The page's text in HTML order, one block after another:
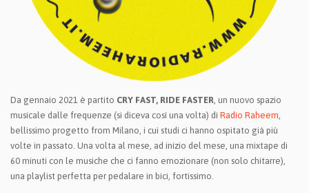
Da gennaio 2021 è partito CRY FAST, RIDE FASTER, un nuovo spazio
musicale dalle frequenze (si diceva così una volta) di Radio Raheem,
bellissimo progetto from Milano, i cui studi ci hanno ospitato già più
volte in passato. Una volta al mese, ad inizio del mese, una mixtape di
60 minuti con le musiche che ci fanno emozionare (non solo chitarre),
una playlist perfetta per pedalare in bici, fortissimo.